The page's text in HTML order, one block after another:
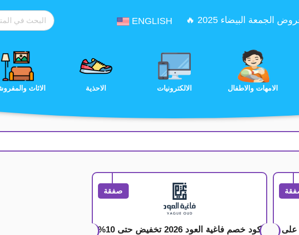
الجمعة البيضاء 2025 🔥 ENGLISH
الاحذية الالكترونيات الامهات والاطفال الترفيه
2026 خصومات 10% على
صفقة
كود خصم فاغية العود 2026 تخفيض حتى 10%